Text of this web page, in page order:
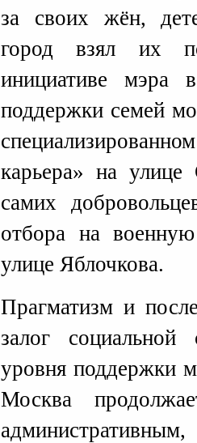
за своих жён,
город взял их
инициативе мэра
поддержки семей
карьера» на улице
самих
отбора на
улице Яблочкова.
Прагматизм и
залог социальной
уровня поддержки
Москва